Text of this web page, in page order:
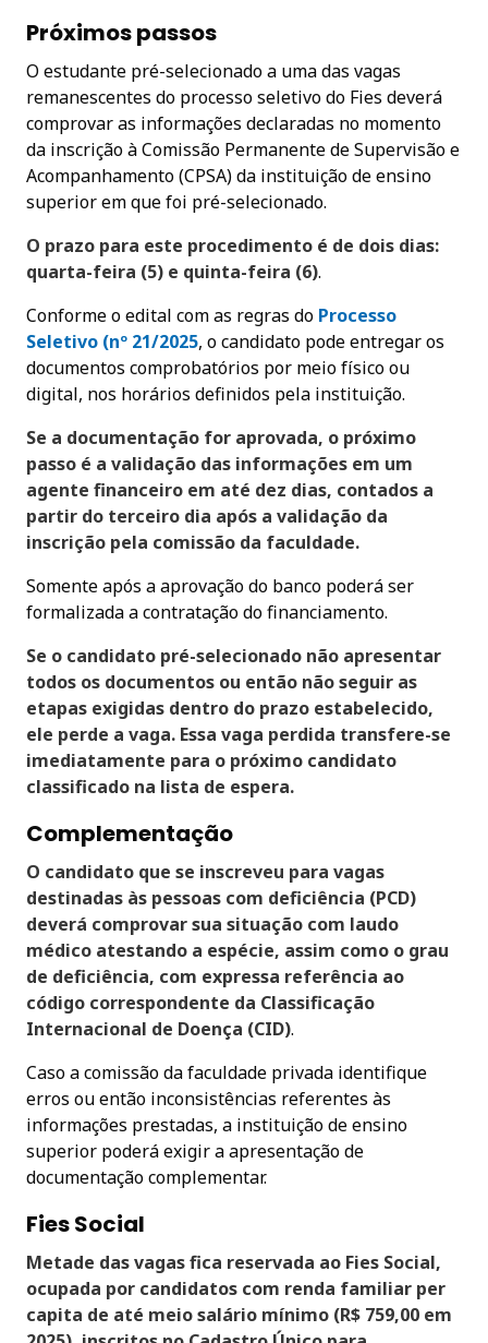
Próximos passos
O estudante pré-selecionado a uma das vagas
remanescentes do processo seletivo do Fies deverá
comprovar as informações declaradas no momento
da inscrição à Comissão Permanente de Supervisão e
Acompanhamento (CPSA) da instituição de ensino
superior em que foi pré-selecionado.
O prazo para este procedimento é de dois dias:
quarta-feira (5) e quinta-feira (6).
Conforme o edital com as regras do Processo
Seletivo (nº 21/2025, o candidato pode entregar os
documentos comprobatórios por meio físico ou
digital, nos horários definidos pela instituição.
Se a documentação for aprovada, o próximo
passo é a validação das informações em um
agente financeiro em até dez dias, contados a
partir do terceiro dia após a validação da
inscrição pela comissão da faculdade.
Somente após a aprovação do banco poderá ser
formalizada a contratação do financiamento.
Se o candidato pré-selecionado não apresentar
todos os documentos ou então não seguir as
etapas exigidas dentro do prazo estabelecido,
ele perde a vaga. Essa vaga perdida transfere-se
imediatamente para o próximo candidato
classificado na lista de espera.
Complementação
O candidato que se inscreveu para vagas
destinadas às pessoas com deficiência (PCD)
deverá comprovar sua situação com laudo
médico atestando a espécie, assim como o grau
de deficiência, com expressa referência ao
código correspondente da Classificação
Internacional de Doença (CID).
Caso a comissão da faculdade privada identifique
erros ou então inconsistências referentes às
informações prestadas, a instituição de ensino
superior poderá exigir a apresentação de
documentação complementar.
Fies Social
Metade das vagas fica reservada ao Fies Social,
ocupada por candidatos com renda familiar per
capita de até meio salário mínimo (R$ 759,00 em